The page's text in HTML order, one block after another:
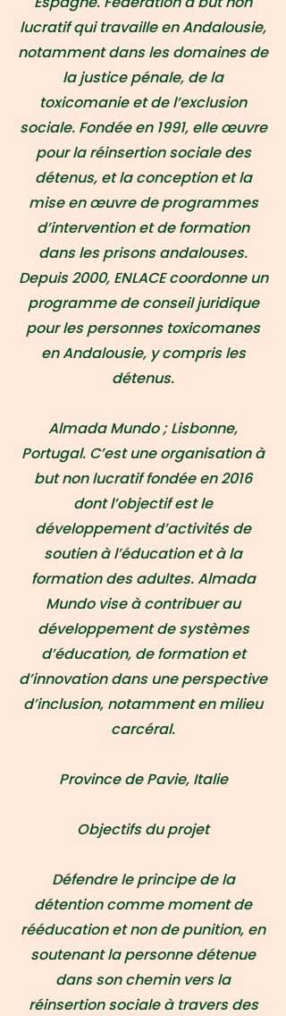
lucratif qui travaille en Andalousie,
notamment dans les domaines de
la justice pénale, de la
toxicomanie et de l’exclusion
sociale. Fondée en 1991, elle œuvre
pour la réinsertion sociale des
détenus, et la conception et la
mise en œuvre de programmes
d’intervention et de formation
dans les prisons andalouses.
Depuis 2000, ENLACE coordonne un
programme de conseil juridique
pour les personnes toxicomanes
en Andalousie, y compris les
détenus.
Almada Mundo ; Lisbonne,
Portugal. C’est une organisation à
but non lucratif fondée en 2016
dont l’objectif est le
développement d’activités de
soutien à l’éducation et à la
formation des adultes. Almada
Mundo vise à contribuer au
développement de systèmes
d’éducation, de formation et
d’innovation dans une perspective
d’inclusion, notamment en milieu
carcéral.
Province de Pavie, Italie
Objectifs du projet
Défendre le principe de la
détention comme moment de
rééducation et non de punition, en
soutenant la personne détenue
dans son chemin vers la
réinsertion sociale à travers des